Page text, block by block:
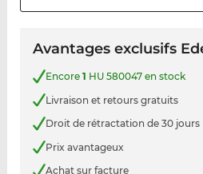
Avantages exclusifs
Encore 1 HU 580047 en stock
Livraison et retours gratuits
Droit de rétractation de 30 jours
Prix avantageux
Achat sur facture